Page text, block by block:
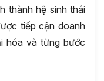
thành hệ sinh thái
tiếp cận doanh
hóa và từng bước